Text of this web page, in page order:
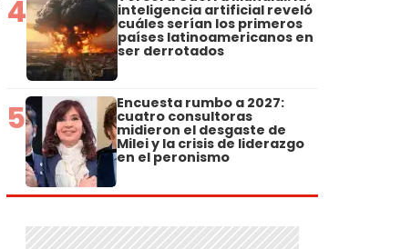
4 inteligencia artificial reveló
cuáles serían los primeros
países latinoamericanos en
ser derrotados
5 Encuesta rumbo a 2027:
cuatro consultoras
midieron el desgaste de
Milei y la crisis de liderazgo
en el peronismo